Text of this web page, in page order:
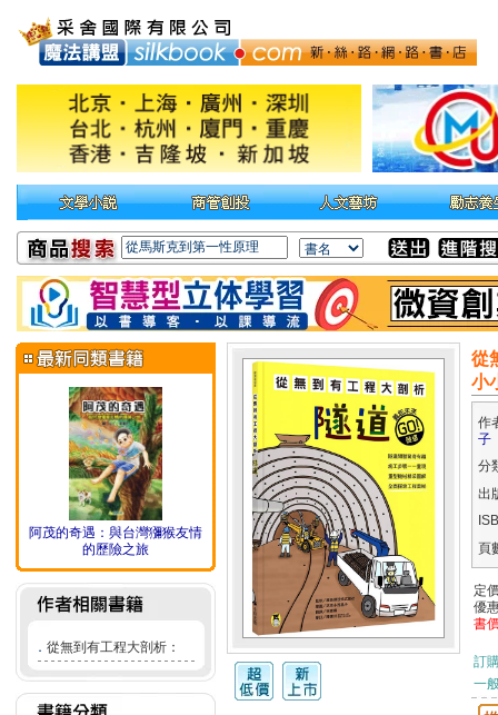
阿茂的奇遇：與台灣獼猴友情
的歷險之旅
． 從無到有工程大剖析：
從
小
作
子
分
出
頁
定
優
書
訂
一